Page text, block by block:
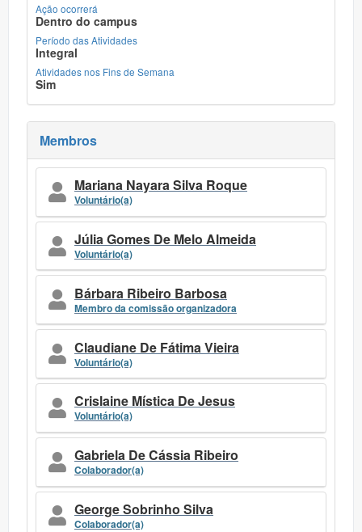
Ação ocorrerá
Dentro do campus
Período das Atividades
Integral
Atividades nos Fins de Semana
Sim
Membros
Mariana Nayara Silva Roque
Voluntário(a)
Júlia Gomes De Melo Almeida
Voluntário(a)
Bárbara Ribeiro Barbosa
Membro da comissão organizadora
Claudiane De Fátima Vieira
Voluntário(a)
Crislaine Mística De Jesus
Voluntário(a)
Gabriela De Cássia Ribeiro
Colaborador(a)
George Sobrinho Silva
Colaborador(a)